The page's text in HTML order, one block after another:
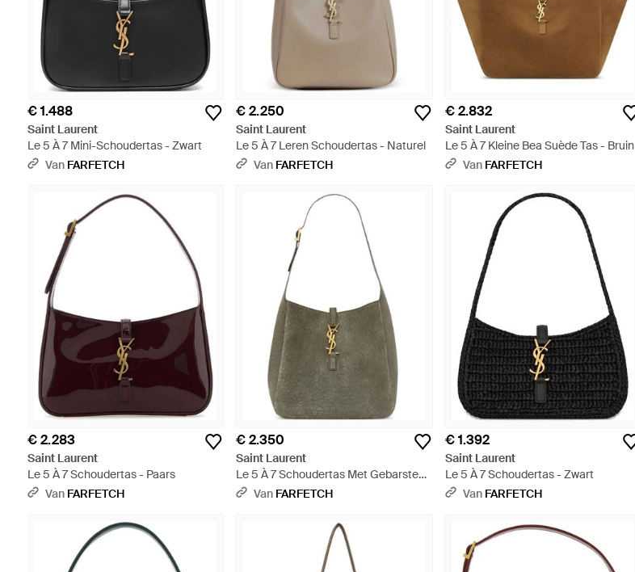
€ 1.488
Saint Laurent
Le 5 À 7 Mini-Schoudertas - Zwart
Van FARFETCH
€ 2.250
Saint Laurent
Le 5 À 7 Leren Schoudertas - Naturel
Van FARFETCH
€ 2.832
Saint Laurent
Le 5 À 7 Kleine Bea Suède Tas - Bruin
Van FARFETCH
€ 2.283
Saint Laurent
Le 5 À 7 Schoudertas - Paars
Van FARFETCH
€ 2.350
Saint Laurent
Le 5 À 7 Schoudertas Met Gebarsten
Effect - Meerkleurig
Van FARFETCH
€ 1.392
Saint Laurent
Le 5 À 7 Schoudertas - Zwart
Van FARFETCH